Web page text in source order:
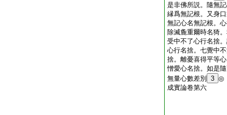
是非佛所説。隨無
縁爲無記根。又身
無記心名無記根。
除滅麁重爾時名猗
受中不了心行名捨
心行名捨。七覺中
捨。離憂喜得平等
憎愛心名捨。如是
無量心數差別
3 ◎
成實論卷第六